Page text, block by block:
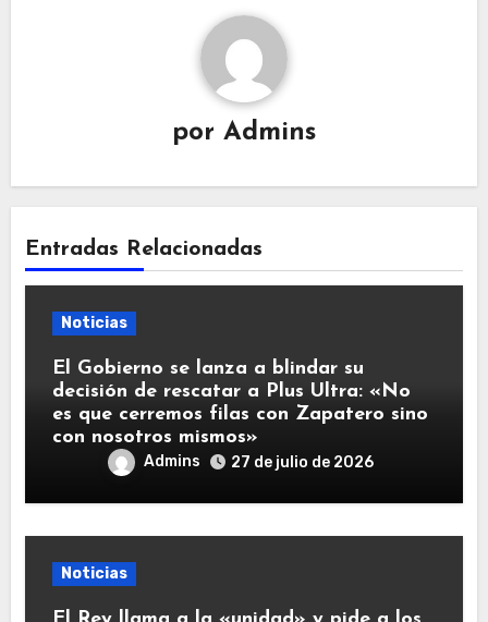
por Admins
Entradas Relacionadas
Noticias
El Gobierno se lanza a blindar su
decisión de rescatar a Plus Ultra: «No
es que cerremos filas con Zapatero sino
con nosotros mismos»
Admins 27 de julio de 2026
Noticias